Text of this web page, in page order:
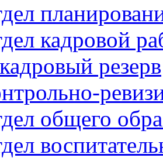
кадровой
кадровый резерв
общего